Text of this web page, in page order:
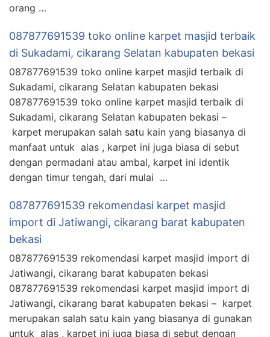
orang …
087877691539 toko online karpet masjid terbaik
di Sukadami, cikarang Selatan kabupaten bekasi
087877691539 toko online karpet masjid terbaik di
Sukadami, cikarang Selatan kabupaten bekasi
087877691539 toko online karpet masjid terbaik di
Sukadami, cikarang Selatan kabupaten bekasi –
karpet merupakan salah satu kain yang biasanya di
manfaat untuk alas , karpet ini juga biasa di sebut
dengan permadani atau ambal, karpet ini identik
dengan timur tengah, dari mulai …
087877691539 rekomendasi karpet masjid
import di Jatiwangi, cikarang barat kabupaten
bekasi
087877691539 rekomendasi karpet masjid import di
Jatiwangi, cikarang barat kabupaten bekasi
087877691539 rekomendasi karpet masjid import di
Jatiwangi, cikarang barat kabupaten bekasi – karpet
merupakan salah satu kain yang biasanya di gunakan
untuk alas , karpet ini juga biasa di sebut dengan